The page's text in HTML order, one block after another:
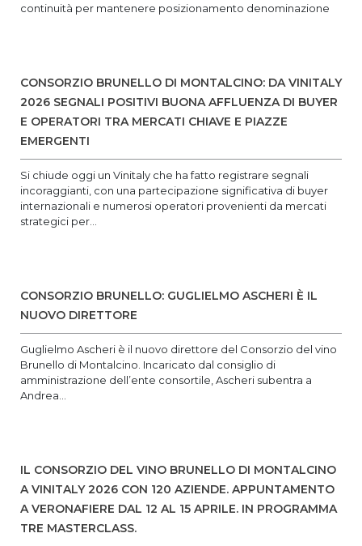
continuità per mantenere posizionamento denominazione
CONSORZIO BRUNELLO DI MONTALCINO: DA VINITALY
2026 SEGNALI POSITIVI BUONA AFFLUENZA DI BUYER
E OPERATORI TRA MERCATI CHIAVE E PIAZZE
EMERGENTI
Si chiude oggi un Vinitaly che ha fatto registrare segnali
incoraggianti, con una partecipazione significativa di buyer
internazionali e numerosi operatori provenienti da mercati
strategici per...
CONSORZIO BRUNELLO: GUGLIELMO ASCHERI È IL
NUOVO DIRETTORE
Guglielmo Ascheri è il nuovo direttore del Consorzio del vino
Brunello di Montalcino. Incaricato dal consiglio di
amministrazione dell’ente consortile, Ascheri subentra a
Andrea...
IL CONSORZIO DEL VINO BRUNELLO DI MONTALCINO
A VINITALY 2026 CON 120 AZIENDE. APPUNTAMENTO
A VERONAFIERE DAL 12 AL 15 APRILE. IN PROGRAMMA
TRE MASTERCLASS.